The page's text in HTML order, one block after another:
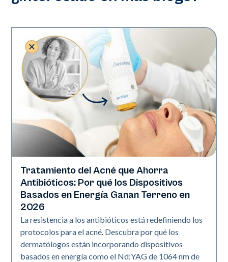
Salud de la piel
Tratamiento del Acné que Ahorra
Antibióticos: Por qué los Dispositivos
Basados en Energía Ganan Terreno en
2026
La resistencia a los antibióticos está redefiniendo los
protocolos para el acné. Descubra por qué los
dermatólogos están incorporando dispositivos
basados en energía como el Nd:YAG de 1064 nm de